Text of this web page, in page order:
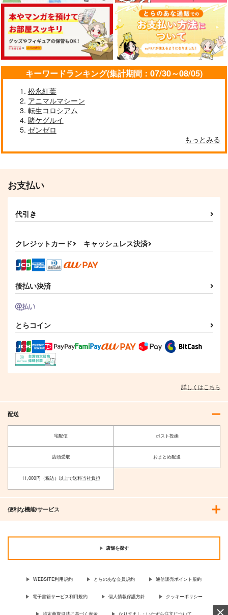
キーワードランキング(集計期間：07/30～08/05)
松永紅葉
アニマルマシーン
転生コロシアム
賭ケグルイ
ゼンゼロ
もっとみる
お支払い
代引き
クレジットカード キャッシュレス決済
後払い決済
とらコイン
詳しくはこちら
配送
宅配便 ポスト投函
店頭受取 おまとめ配送
11,000円（税込）以上で送料当社負担
便利な機能/サービス
店舗を探す
WEBSITE利用規約 とらのあな会員規約 通信販売ポイント規約
電子書籍サービス利用規約 個人情報保護方針 クッキーポリシー